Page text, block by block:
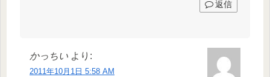
返信
かっちい より:
2011年10月1日 5:58 AM